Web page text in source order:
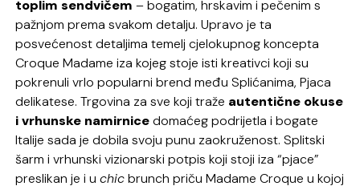
toplim sendvičem – bogatim, hrskavim i pečenim s
pažnjom prema svakom detalju. Upravo je ta
posvećenost detaljima temelj cjelokupnog koncepta
Croque Madame iza kojeg stoje isti kreativci koji su
pokrenuli vrlo popularni brend među Splićanima, Pjaca
delikatese. Trgovina za sve koji traže autentične okuse
i vrhunske namirnicedomaćeg podrijetla i bogate
Italije sada je dobila svoju punu zaokruženost. Splitski
šarm i vrhunski vizionarski potpis koji stoji iza “pjace”
preslikan je i uchicbrunch priču Madame Croque u kojoj